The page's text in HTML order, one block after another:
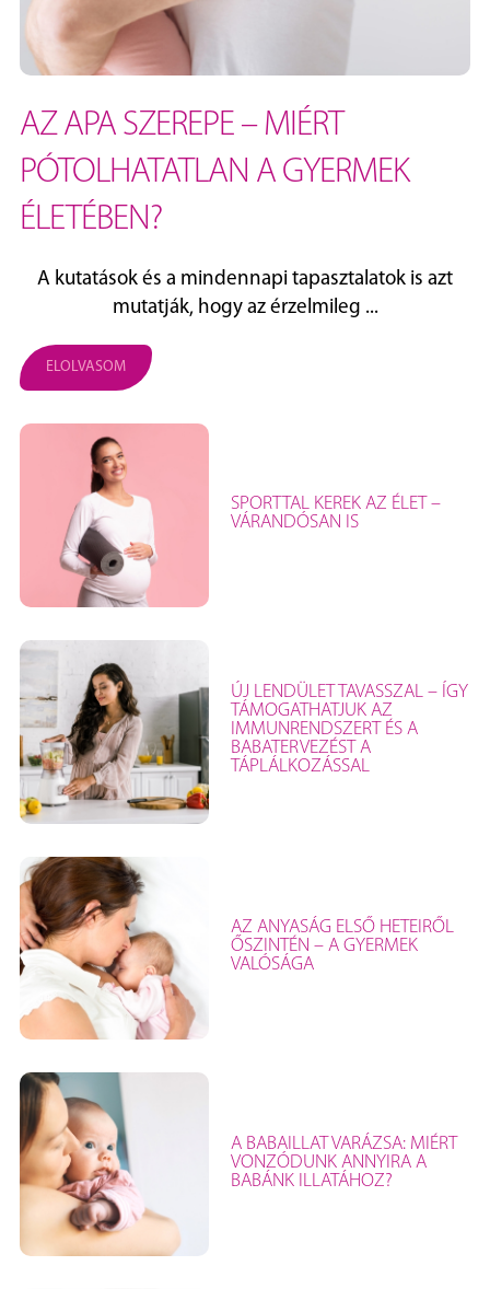
AZ APA SZEREPE – MIÉRT
PÓTOLHATATLAN A GYERMEK
ÉLETÉBEN?
A kutatások és a mindennapi tapasztalatok is azt
mutatják, hogy az érzelmileg ...
ELOLVASOM
SPORTTAL KEREK AZ ÉLET –
VÁRANDÓSAN IS
ÚJ LENDÜLET TAVASSZAL – ÍGY
TÁMOGATHATJUK AZ
IMMUNRENDSZERT ÉS A
BABATERVEZÉST A
TÁPLÁLKOZÁSSAL
AZ ANYASÁG ELSŐ HETEIRŐL
ŐSZINTÉN – A GYERMEK
VALÓSÁGA
A BABAILLAT VARÁZSA: MIÉRT
VONZÓDUNK ANNYIRA A
BABÁNK ILLATÁHOZ?